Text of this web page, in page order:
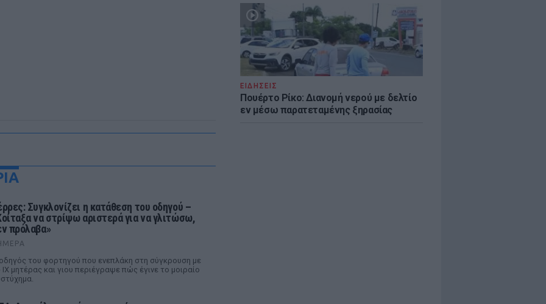
ΕΙΔΗΣΕΙΣ
Πουέρτο Ρίκο: Διανομή νερού με δελτίο
εν μέσω παρατεταμένης ξηρασίας
Συγκλονίζει η κατάθεση του οδηγού –
να στρίψω αριστερά για να γλιτώσω,
πρόλαβα»
του φορτηγού που ενεπλάκη στη σύγκρουση με
ΙΧ μητέρας και γιου περιέγραψε πώς έγινε το μοιραίο